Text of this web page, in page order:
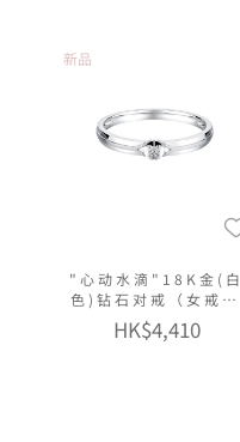
新品
"心动水滴"18K金(白
色)钻石对戒（女戒窄
版）
HK$4,410